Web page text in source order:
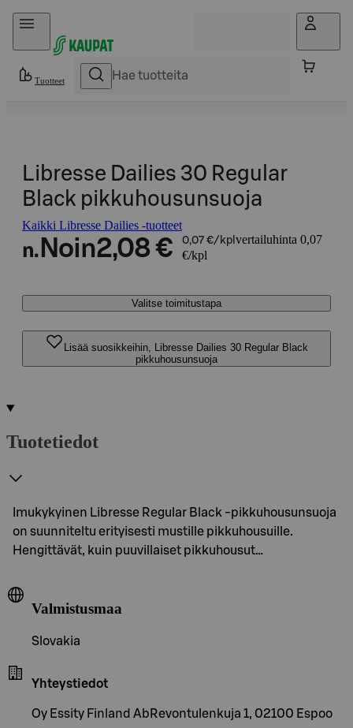
Hyppää sisältöön
Tuotteet
Libresse Dailies 30 Regular
Black pikkuhousunsuoja
Kaikki Libresse Dailies -tuotteet
n. Noin2,08 € 0,07 €/kpl vertailuhinta 0,07
€/kpl
Valitse toimitustapa
Lisää suosikkeihin, Libresse Dailies 30 Regular Black
pikkuhousunsuoja
Tuotetiedot
Imukykyinen Libresse Regular Black -pikkuhousunsuoja
on suunniteltu erityisesti mustille pikkuhousuille.
Hengittävät, kuin puuvillaiset pikkuhousut…
Valmistusmaa
Slovakia
Yhteystiedot
Oy Essity Finland AbRevontulenkuja 1, 02100 Espoo